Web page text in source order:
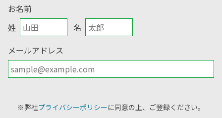
お名前
姓
名
メールアドレス
※弊社プライバシーポリシーに同意の上、ご登録ください。